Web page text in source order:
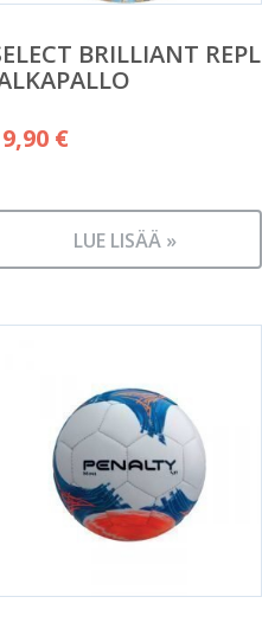
BRILLIANT REPL
€
LUE LISÄÄ »